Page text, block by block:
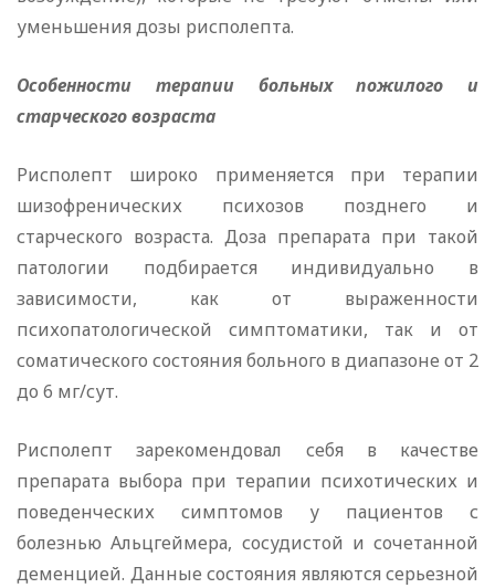
уменьшения дозы рисполепта.
Особенности терапии больных пожилого и
старческого возраста
Рисполепт широко применяется при терапии
шизофренических психозов позднего и
старческого возраста. Доза препарата при такой
патологии подбирается индивидуально в
зависимости, как от выраженности
психопатологической симптоматики, так и от
соматического состояния больного в диапазоне от 2
до 6 мг/сут.
Рисполепт зарекомендовал себя в качестве
препарата выбора при терапии психотических и
поведенческих симптомов у пациентов с
болезнью Альцгеймера, сосудистой и сочетанной
деменцией. Данные состояния являются серьезной